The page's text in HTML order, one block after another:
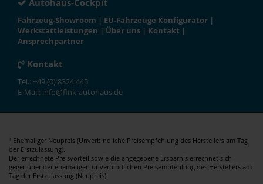
Autohaus-Cockpit
Fahrzeug-Showroom | EU-Fahrzeuge Konfigurator |
Werkstattleistungen | Über uns | Kontakt |
Ansprechpartner
Kontakt
Tel.: +49 (0) 8324 445
E-Mail: info@fink-autohaus.de
1 Ehemaliger Neupreis (Unverbindliche Preisempfehlung des Herstellers am Tag
der Erstzulassung).
Der errechnete Preisvorteil sowie die angegebene Ersparnis errechnet sich
gegenüber der ehemaligen unverbindlichen Preisempfehlung des Herstellers am
Tag der Erstzulassung (Neupreis).